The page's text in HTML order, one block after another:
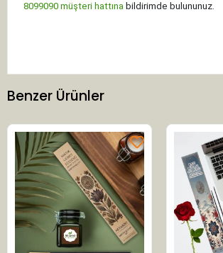
8099090 müşteri hattına bildirimde bulununuz.
Benzer Ürünler